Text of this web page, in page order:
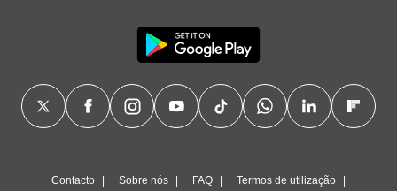
Contacto Sobre nós FAQ Termos de utilização